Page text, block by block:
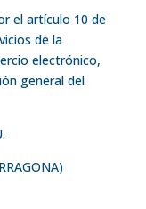
el artículo 10 de
de la
electrónico,
general del